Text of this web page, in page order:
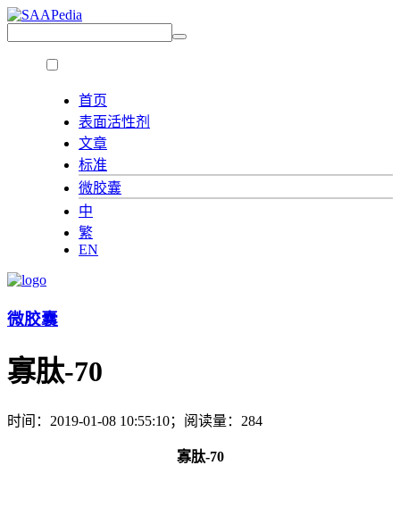
首页
表面活性剂
文章
标准
微胶囊
中
繁
EN
微胶囊
寡肽-70
时间：2019-01-08 10:55:10；阅读量：284
寡肽-70